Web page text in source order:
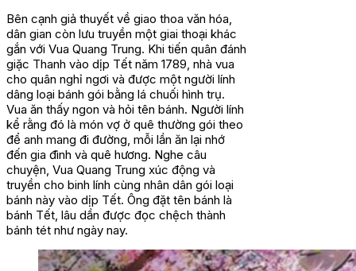
Bên cạnh giả thuyết về giao thoa văn hóa,
dân gian còn lưu truyền một giai thoại khác
gắn với Vua Quang Trung. Khi tiến quân đánh
giặc Thanh vào dịp Tết năm 1789, nhà vua
cho quân nghỉ ngơi và được một người lính
dâng loại bánh gói bằng lá chuối hình trụ.
Vua ăn thấy ngon và hỏi tên bánh. Người lính
kể rằng đó là món vợ ở quê thường gói theo
để anh mang đi đường, mỗi lần ăn lại nhớ
đến gia đình và quê hương. Nghe câu
chuyện, Vua Quang Trung xúc động và
truyền cho binh lính cùng nhân dân gói loại
bánh này vào dịp Tết. Ông đặt tên bánh là
bánh Tết, lâu dần được đọc chệch thành
bánh tét như ngày nay.